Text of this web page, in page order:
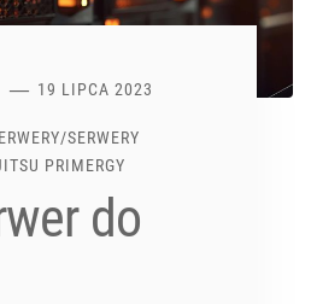
19 LIPCA 2023
/SERWERY
PRIMERGY
do